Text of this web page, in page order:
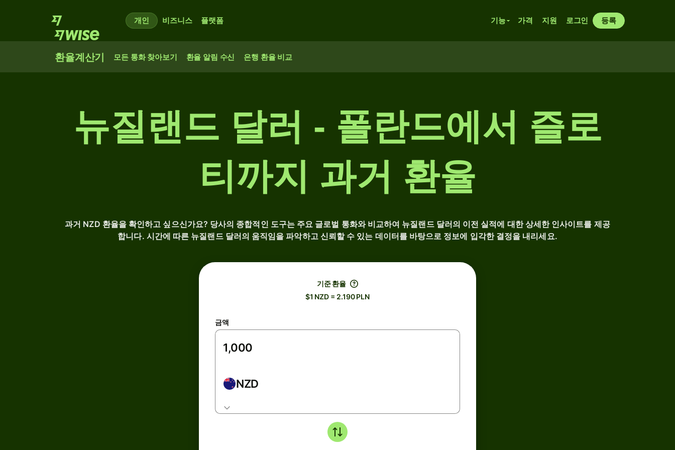
개인 비즈니스 플랫폼 기능 가격 지원 로그인 등록
환율계산기 모든 통화 찾아보기 환율 알림 수신 은행 환율 비교
뉴질랜드 달러 - 폴란드에서 즐로
티까지 과거 환율
과거 NZD 환율을 확인하고 싶으신가요? 당사의 종합적인 도구는 주요 글로벌 통화와 비교하여 뉴질랜드 달러의 이전 실적에 대한 상세한 인사이트를 제공
합니다. 시간에 따른 뉴질랜드 달러의 움직임을 파악하고 신뢰할 수 있는 데이터를 바탕으로 정보에 입각한 결정을 내리세요.
기준 환율
$1 NZD = 2.190 PLN
금액
NZD